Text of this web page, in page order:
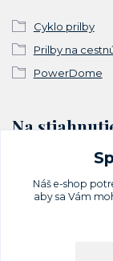
Cyklo prilby
Prilby na
PowerDome
Na
Vyhlásenie o
Náš e-shop
aby sa Vám